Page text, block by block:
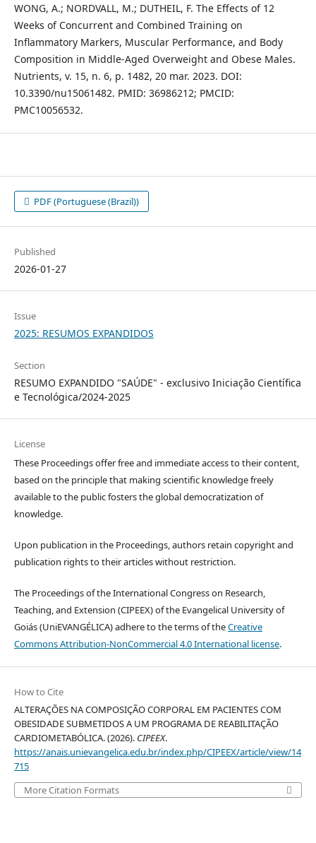
WONG, A.; NORDVALL, M.; DUTHEIL, F. The Effects of 12
Weeks of Concurrent and Combined Training on
Inflammatory Markers, Muscular Performance, and Body
Composition in Middle-Aged Overweight and Obese Males.
Nutrients, v. 15, n. 6, p. 1482, 20 mar. 2023. DOI:
10.3390/nu15061482. PMID: 36986212; PMCID:
PMC10056532.
PDF (Portuguese (Brazil))
Published
2026-01-27
Issue
2025: RESUMOS EXPANDIDOS
Section
RESUMO EXPANDIDO "SAÚDE" - exclusivo Iniciação Científica
e Tecnológica/2024-2025
License
These Proceedings offer free and immediate access to their content,
based on the principle that making scientific knowledge freely
available to the public fosters the global democratization of
knowledge.
Upon publication in the Proceedings, authors retain copyright and
publication rights to their articles without restriction.
The Proceedings of the International Congress on Research,
Teaching, and Extension (CIPEEX) of the Evangelical University of
Goiás (UniEVANGÉLICA) adhere to the terms of theCreative
Commons Attribution-NonCommercial 4.0 International license.
How to Cite
ALTERAÇÕES NA COMPOSIÇÃO CORPORAL EM PACIENTES COM
OBESIDADE SUBMETIDOS A UM PROGRAMA DE REABILITAÇÃO
CARDIOMETABÓLICA. (2026). CIPEEX.
https://anais.unievangelica.edu.br/index.php/CIPEEX/article/view/14
715
More Citation Formats